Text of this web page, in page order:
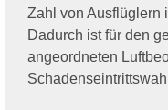
Zahl von Ausflüglern
Dadurch ist für den
angeordneten